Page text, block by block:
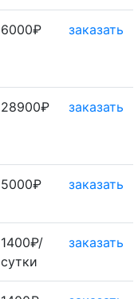
6000₽ заказать
28900₽ заказать
5000₽ заказать
1400₽/
сутки
заказать